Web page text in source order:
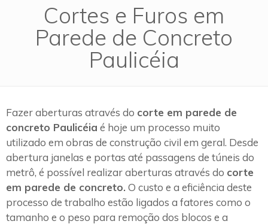
Cortes e Furos em
Parede de Concreto
Paulicéia
Fazer aberturas através do corte em parede de
concreto Paulicéia é hoje um processo muito
utilizado em obras de construção civil em geral. Desde
abertura janelas e portas até passagens de túneis do
metrô, é possível realizar aberturas através do corte
em parede de concreto. O custo e a eficiência deste
processo de trabalho estão ligados a fatores como o
tamanho e o peso para remoção dos blocos e a